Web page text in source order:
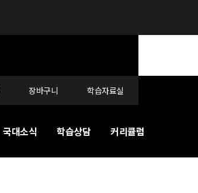
장바구니 학습자료실
국대소식 학습상담 커리큘럼